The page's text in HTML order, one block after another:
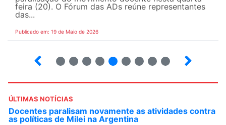
feira (20). O Fórum das ADs reúne representantes
das...
Publicado em: 19 de Maio de 2026
ÚLTIMAS NOTÍCIAS
Docentes paralisam novamente as atividades contra
as políticas de Milei na Argentina